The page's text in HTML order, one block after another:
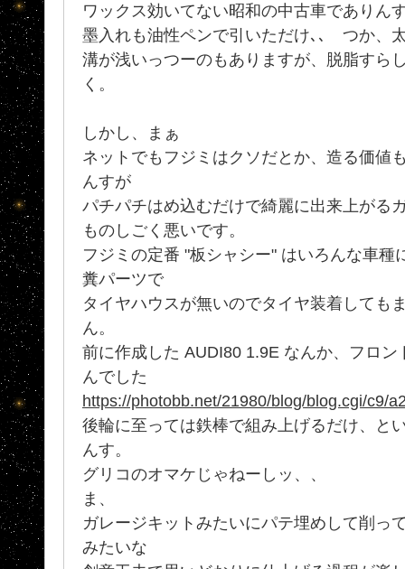
ワックス効いてない昭和の中古車でありん
墨入れも油性ペンで引いただけ､､ つか、
溝が浅いっつーのもありますが、脱脂すら
く。
しかし、まぁ
ネットでもフジミはクソだとか、造る価値
んすが
パチパチはめ込むだけで綺麗に出来上がる
ものしごく悪いです。
フジミの定番 "板シャシー" はいろんな車種
糞パーツで
タイヤハウスが無いのでタイヤ装着しても
ん。
前に作成した AUDI80 1.9E なんか、フロ
んでした
https://photobb.net/21980/blog/blog.cgi/c9/
後輪に至っては鉄棒で組み上げるだけ、と
んす。
グリコのオマケじゃねーしッ、、
ま、
ガレージキットみたいにパテ埋めして削
みたいな